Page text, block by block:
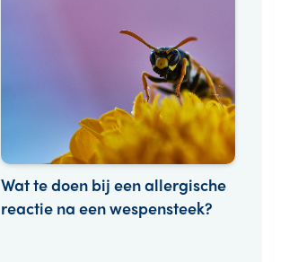
Wat te doen bij een allergische
reactie na een wespensteek?